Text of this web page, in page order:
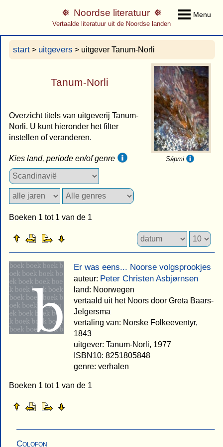
Menu
Noordse literatuur
Vertaalde literatuur uit de Noordse landen
start > uitgevers > uitgever Tanum-Norli
Sápmi
Tanum-Norli
Overzicht titels van uitgeverij Tanum-
Norli. U kunt hieronder het filter
instellen of veranderen.
Kies land, periode en/of genre
Boeken 1 tot 1 van de 1
Er was eens... Noorse volgsprookjes
auteur: Peter Christen Asbjørnsen
land: Noorwegen
vertaald uit het Noors door Greta Baars-
Jelgersma
vertaling van: Norske Folkeeventyr,
1843
uitgever: Tanum-Norli, 1977
ISBN10: 8251805848
genre: verhalen
Boeken 1 tot 1 van de 1
Colofon